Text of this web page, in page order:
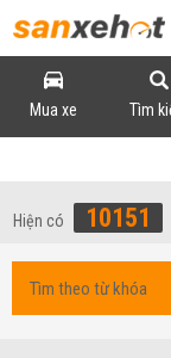
Mua xe Tìm
Hiện có 10151